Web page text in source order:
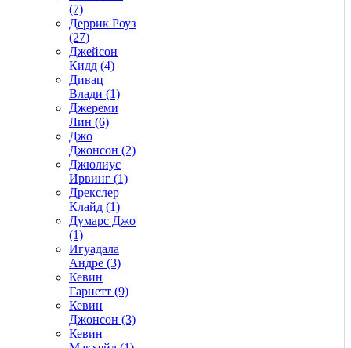
(7)
Деррик Роуз
(27)
Джейсон
Кидд (4)
Дивац
Влади (1)
Джереми
Лин (6)
Джо
Джонсон (2)
Джюлиус
Ирвинг (1)
Дрекслер
Клайд (1)
Думарс Джо
(1)
Игуадала
Андре (3)
Кевин
Гарнетт (9)
Кевин
Джонсон (3)
Кевин